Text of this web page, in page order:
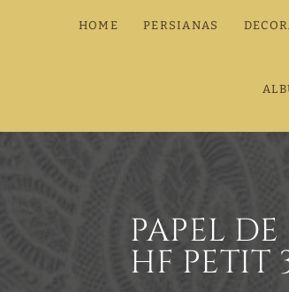
HOME PERSIANAS
PAPEL
HF PETIT